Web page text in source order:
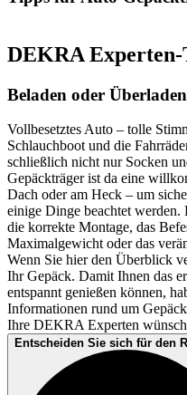
DEKRA
Beladen oder
Vollbesetztes Auto – tolle
Schlauchboot und die
schließlich nicht nur Socken
Gepäckträger ist da eine
Dach oder am Heck – um
einige Dinge beachtet werden.
die korrekte Montage, das
Maximalgewicht oder das
Wenn Sie hier den Überblick
Ihr Gepäck. Damit Ihnen das
entspannt genießen können,
Informationen rund um
Ihre DEKRA Experten
Entscheiden Sie sich für den